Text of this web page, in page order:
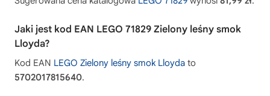
Jaki jest kod EAN LEGO 71829 Zielony leśny smok
Lloyda?
Kod EAN LEGO Zielony leśny smok Lloyda to
5702017815640.